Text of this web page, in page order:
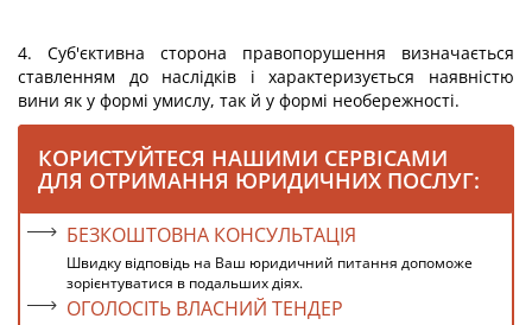
4. Суб'єктивна сторона правопорушення визначається
ставленням до наслідків і характеризується наявністю
вини як у формі умислу, так й у формі необережності.
КОРИСТУЙТЕСЯ НАШИМИ СЕРВІСАМИ
ДЛЯ ОТРИМАННЯ ЮРИДИЧНИХ ПОСЛУГ:
БЕЗКОШТОВНА КОНСУЛЬТАЦІЯ
Швидку відповідь на Ваш юридичний питання допоможе
зорієнтуватися в подальших діях.
ОГОЛОСІТЬ ВЛАСНИЙ ТЕНДЕР